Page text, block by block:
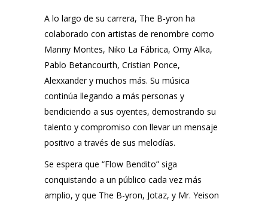
A lo largo de su carrera, The B-yron ha
colaborado con artistas de renombre como
Manny Montes, Niko La Fábrica, Omy Alka,
Pablo Betancourth, Cristian Ponce,
Alexxander y muchos más. Su música
continúa llegando a más personas y
bendiciendo a sus oyentes, demostrando su
talento y compromiso con llevar un mensaje
positivo a través de sus melodías.
Se espera que “Flow Bendito” siga
conquistando a un público cada vez más
amplio, y que The B-yron, Jotaz, y Mr. Yeison